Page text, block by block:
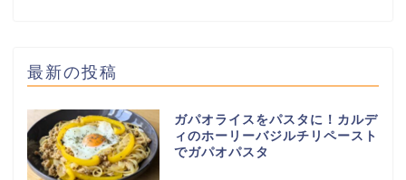
最新の投稿
ガパオライスをパスタに！カルデ
ィのホーリーバジルチリペースト
でガパオパスタ